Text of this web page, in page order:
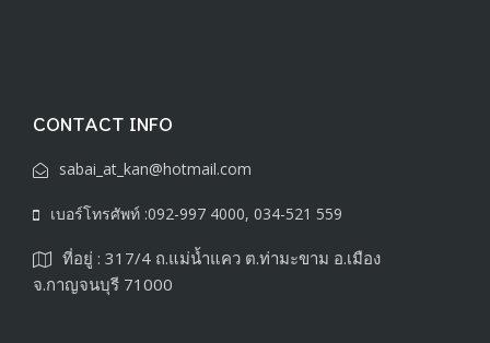
CONTACT INFO
sabai_at_kan@hotmail.com
เบอร์โทรศัพท์ :092-997 4000, 034-521 559
ที่อยู่ : 317/4 ถ.แม่น้ำแคว ต.ท่ามะขาม อ.เมือง
จ.กาญจนบุรี 71000